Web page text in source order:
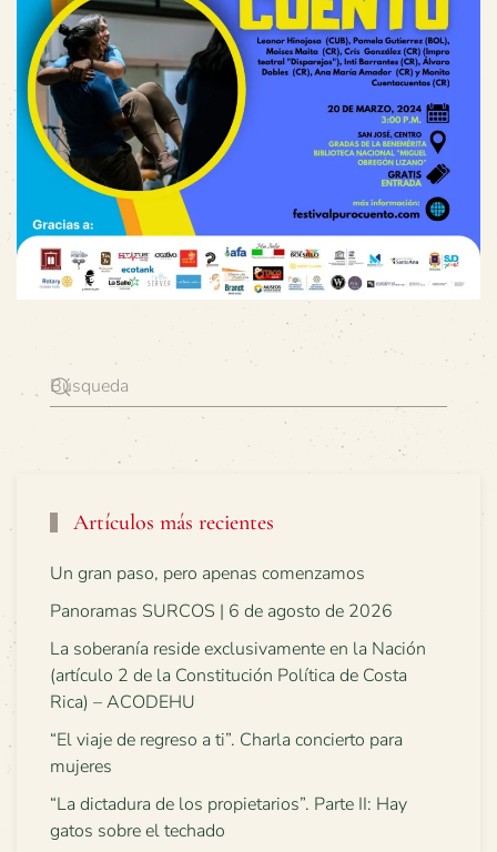
Artículos más recientes
Un gran paso, pero apenas comenzamos
Panoramas SURCOS | 6 de agosto de 2026
La soberanía reside exclusivamente en la Nación
(artículo 2 de la Constitución Política de Costa
Rica) – ACODEHU
“El viaje de regreso a ti”. Charla concierto para
mujeres
“La dictadura de los propietarios”. Parte II: Hay
gatos sobre el techado